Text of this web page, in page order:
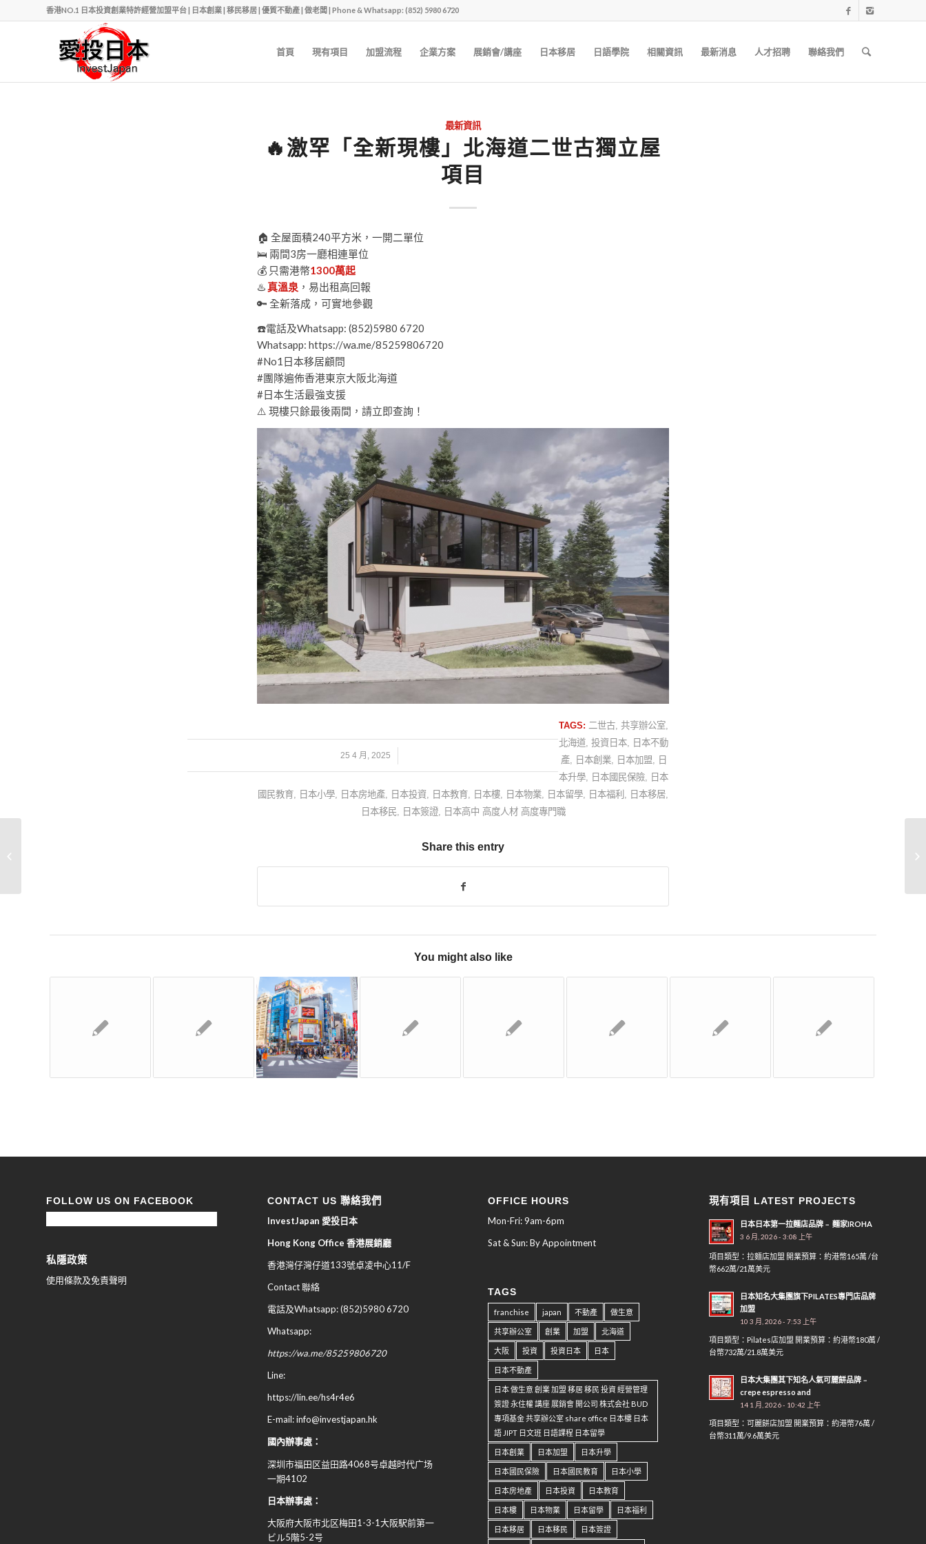
香港NO.1 日本投資創業特許經營加盟平台 | 日本創業 | 移民移居 | 優質不動產 | 做老闆 | Phone & Whatsapp: (852) 5980 6720
首頁 現有項目 加盟流程 企業方案 展銷會/講座 日本移居 日語學院 相關資訊 最新消息 人才招聘 聯絡我們
最新資訊
🔥激罕「全新現樓」北海道二世古獨立屋
項目
🏠 全屋面積240平方米，一開二單位
🛌 兩間3房一廳相連單位
💰 只需港幣1300萬起
♨️真溫泉 ，易出租高回報
🔑 全新落成，可實地參觀
☎️電話及Whatsapp: (852)5980 6720
Whatsapp: https://wa.me/85259806720
#No1日本移居顧問
#團隊遍佈香港東京大阪北海道
#日本生活最強支援
⚠️ 現樓只餘最後兩間，請立即查詢！
25 4 月, 2025
/
TAGS: 二世古 ,共享辦公室
北海道 ,投資日本
日本不動
產, 日本創業, 日本加盟
日
本升學
日本國民保險
日本
國民教育
日本小學 日本房地產 日本投資 日本教育 日本樓 日本物業 日本留學 日本福利 日本移居
日本移民
日本簽證, 日本高中 高度人材 高度專門職
Share this entry
You might also like
FOLLOW US ON FACEBOOK
私隱政策
使用條款及免責聲明
CONTACT US 聯絡我們
InvestJapan 愛投日本
Hong Kong Office 香港展銷廳
香港灣仔灣仔道133號卓凌中心11/F
Contact 聯絡
電話及Whatsapp: (852)5980 6720
Whatsapp:
https://wa.me/85259806720
Line:
https://lin.ee/hs4r4e6
E-mail: info@investjapan.hk
國內辦事處：
深圳市福田区益田路4068号卓越时代广场
一期4102
日本辦事處：
大阪府大阪市北区梅田1-3-1大阪駅前第一
ビル5階5-2号
OFFICE HOURS
Mon-Fri: 9am-6pm
Sat & Sun: By Appointment
TAGS
franchise japan 不動產 做生意
共享辦公室 創業 加盟 北海道
大阪 投資 投資日本 日本
日本不動產
日本 做生意 創業 加盟 移居 移民 投資 經營管理
簽證 永住權 講座 展銷會 開公司 株式会社 BUD
專項基金 共享辦公室 share office 日本樓 日本
語 JIPT 日文班 日語課程 日本留學
日本創業 日本加盟 日本升學
日本國民保險 日本國民教育 日本小學
日本房地產 日本投資 日本教育
日本樓 日本物業 日本留學 日本福利
日本移居 日本移民 日本簽證
現有項目 LATEST PROJECTS
日本日本第一拉麵店品牌﹣ 麵家IROHA
3 6 月, 2026 - 3:08 上午
項目類型：拉麵店加盟 開業預算：約港幣165萬 /台
幣662萬/21萬美元
日本知名大集團旗下PILATES專門店品牌
加盟
10 3 月, 2026 - 7:53 上午
項目類型：Pilates店加盟 開業預算：約港幣180萬 /
台幣732萬/21.8萬美元
日本大集團其下知名人氣可麗餅品牌﹣
crepe espresso and
14 1 月, 2026 - 10:42 上午
項目類型：可麗餅店加盟 開業預算：約港幣76萬 /
台幣311萬/9.6萬美元